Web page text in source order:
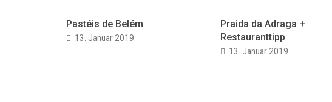
Pastéis de Belém
13. Januar 2019
Praida da Adraga +
Restauranttipp
13. Januar 2019